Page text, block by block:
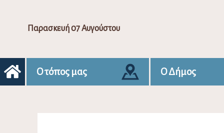
Παρασκευή 07 Αυγούστου
Ο τόπος μας Ο Δήμος